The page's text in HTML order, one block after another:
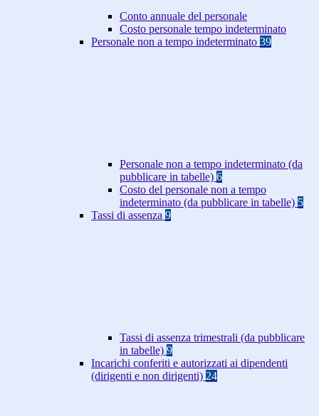
Conto annuale del personale
Costo personale tempo indeterminato
Personale non a tempo indeterminato 39
Personale non a tempo indeterminato (da
pubblicare in tabelle) 6
Costo del personale non a tempo
indeterminato (da pubblicare in tabelle) 5
Tassi di assenza 9
Tassi di assenza trimestrali (da pubblicare
in tabelle) 9
Incarichi conferiti e autorizzati ai dipendenti
(dirigenti e non dirigenti) 24